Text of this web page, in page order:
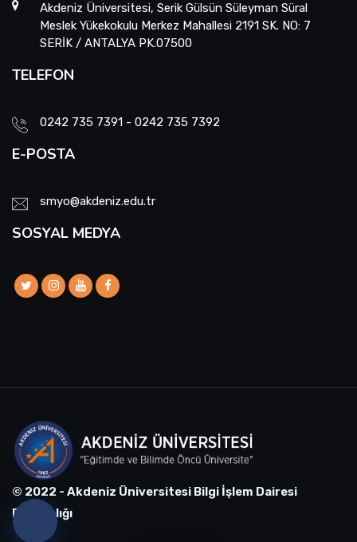
Akdeniz Üniversitesi, Serik Gülsün Süleyman Süral
Meslek Yükekokulu Merkez Mahallesi 2191 SK. NO: 7
SERİK / ANTALYA PK.07500
TELEFON
0242 735 7391 - 0242 735 7392
E-POSTA
smyo@akdeniz.edu.tr
SOSYAL MEDYA
© 2022 - Akdeniz Üniversitesi Bilgi İşlem Dairesi
Başkanlığı